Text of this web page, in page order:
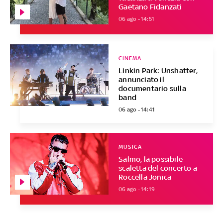
Gaetano Fidanzati
06 ago - 14:51
Linkin Park: Unshatter,
annunciato il
documentario sulla
band
CINEMA
06 ago - 14:41
Salmo, la possibile
scaletta del concerto a
Roccella Jonica
MUSICA
06 ago - 14:19